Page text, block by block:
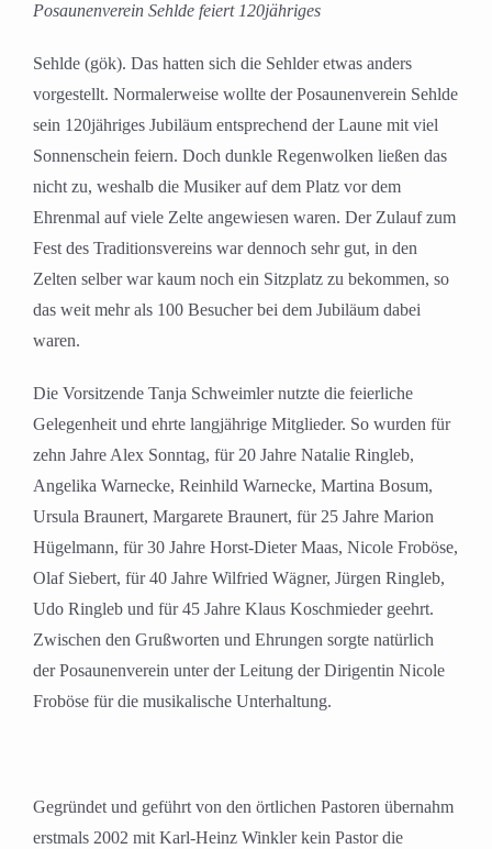
Posaunenverein Sehlde feiert 120jähriges
Sehlde (gök). Das hatten sich die Sehlder etwas anders
vorgestellt. Normalerweise wollte der Posaunenverein Sehlde
sein 120jähriges Jubiläum entsprechend der Laune mit viel
Sonnenschein feiern. Doch dunkle Regenwolken ließen das
nicht zu, weshalb die Musiker auf dem Platz vor dem
Ehrenmal auf viele Zelte angewiesen waren. Der Zulauf zum
Fest des Traditionsvereins war dennoch sehr gut, in den
Zelten selber war kaum noch ein Sitzplatz zu bekommen, so
das weit mehr als 100 Besucher bei dem Jubiläum dabei
waren.
Die Vorsitzende Tanja Schweimler nutzte die feierliche
Gelegenheit und ehrte langjährige Mitglieder. So wurden für
zehn Jahre Alex Sonntag, für 20 Jahre Natalie Ringleb,
Angelika Warnecke, Reinhild Warnecke, Martina Bosum,
Ursula Braunert, Margarete Braunert, für 25 Jahre Marion
Hügelmann, für 30 Jahre Horst-Dieter Maas, Nicole Froböse,
Olaf Siebert, für 40 Jahre Wilfried Wägner, Jürgen Ringleb,
Udo Ringleb und für 45 Jahre Klaus Koschmieder geehrt.
Zwischen den Grußworten und Ehrungen sorgte natürlich
der Posaunenverein unter der Leitung der Dirigentin Nicole
Froböse für die musikalische Unterhaltung.
Gegründet und geführt von den örtlichen Pastoren übernahm
erstmals 2002 mit Karl-Heinz Winkler kein Pastor die